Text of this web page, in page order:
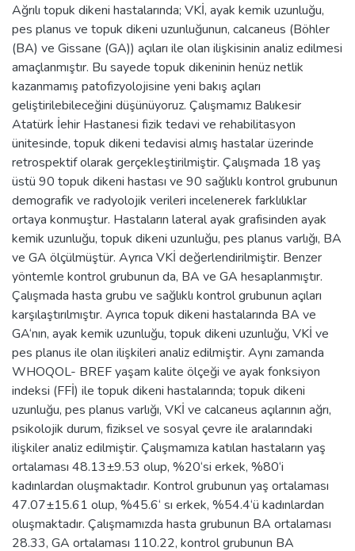
Ağrılı topuk dikeni hastalarında; VKİ, ayak kemik uzunluğu,
pes planus ve topuk dikeni uzunluğunun, calcaneus (Böhler
(BA) ve Gissane (GA)) açıları ile olan ilişkisinin analiz edilmesi
amaçlanmıştır. Bu sayede topuk dikeninin henüz netlik
kazanmamış patofizyolojisine yeni bakış açıları
geliştirilebileceğini düşünüyoruz. Çalışmamız Balıkesir
Atatürk İehir Hastanesi fizik tedavi ve rehabilitasyon
ünitesinde, topuk dikeni tedavisi almış hastalar üzerinde
retrospektif olarak gerçekleştirilmiştir. Çalışmada 18 yaş
üstü 90 topuk dikeni hastası ve 90 sağlıklı kontrol grubunun
demografik ve radyolojik verileri incelenerek farklılıklar
ortaya konmuştur. Hastaların lateral ayak grafisinden ayak
kemik uzunluğu, topuk dikeni uzunluğu, pes planus varlığı, BA
ve GA ölçülmüştür. Ayrıca VKİ değerlendirilmiştir. Benzer
yöntemle kontrol grubunun da, BA ve GA hesaplanmıştır.
Çalışmada hasta grubu ve sağlıklı kontrol grubunun açıları
karşılaştırılmıştır. Ayrıca topuk dikeni hastalarında BA ve
GA‘nın, ayak kemik uzunluğu, topuk dikeni uzunluğu, VKİ ve
pes planus ile olan ilişkileri analiz edilmiştir. Aynı zamanda
WHOQOL- BREF yaşam kalite ölçeği ve ayak fonksiyon
indeksi (FFİ) ile topuk dikeni hastalarında; topuk dikeni
uzunluğu, pes planus varlığı, VKİ ve calcaneus açılarının ağrı,
psikolojik durum, fiziksel ve sosyal çevre ile aralarındaki
ilişkiler analiz edilmiştir. Çalışmamıza katılan hastaların yaş
ortalaması 48.13±9.53 olup, %20‘si erkek, %80‘i
kadınlardan oluşmaktadır. Kontrol grubunun yaş ortalaması
47.07±15.61 olup, %45.6‘ sı erkek, %54.4‘ü kadınlardan
oluşmaktadır. Çalışmamızda hasta grubunun BA ortalaması
28.33, GA ortalaması 110.22, kontrol grubunun BA